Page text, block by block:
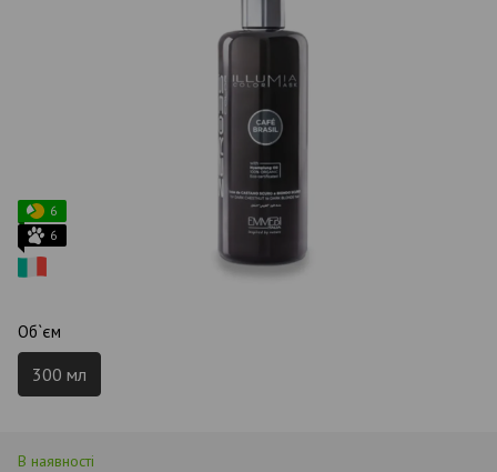
6
6
Об`єм
300 мл
В наявності